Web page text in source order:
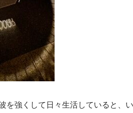
を強くして日々生活していると、